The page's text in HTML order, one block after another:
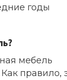
годы
мебель
правило,